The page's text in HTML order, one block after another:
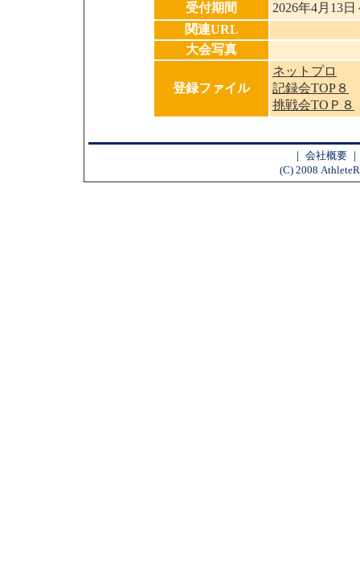
受付期間
2026年4月13日
関連URL
大会写真
登録ファイル
ネットプロ
記録会TOP８
挑戦会TOＰ８
｜ 会社概要
(C) 2008